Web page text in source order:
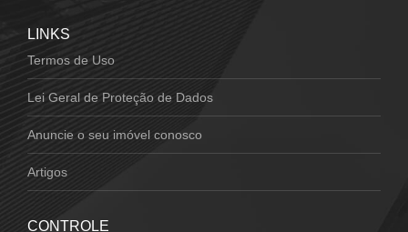
LINKS
Termos de Uso
Lei Geral de Proteção de Dados
Anuncie o seu imóvel conosco
Artigos
CONTROLE